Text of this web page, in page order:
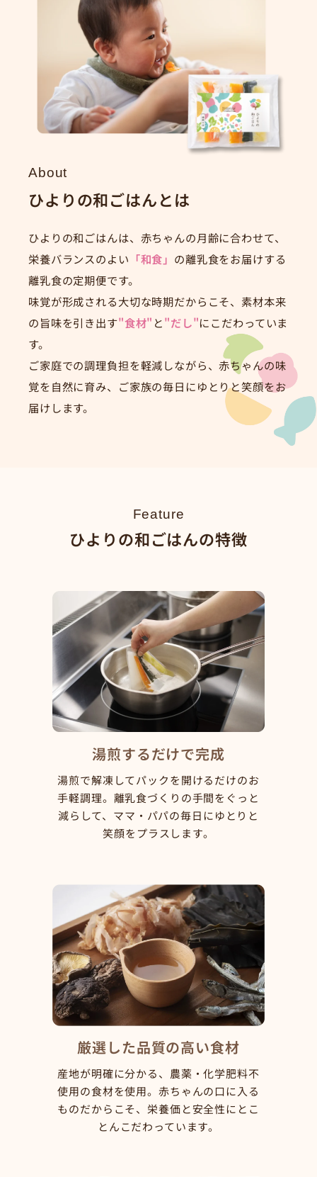
About
ひよりの和ごはんとは
ひよりの和ごはんは、赤ちゃんの月齢に合わせて、
栄養バランスのよい 「和食」 の離乳食をお届けする
離乳食の定期便です。
味覚が形成される大切な時期だからこそ、素材本来
の旨味を引き出す"食材" と"だし"にこだわっていま
す。
ご家庭での調理負担を軽減しながら、赤ちゃんの味
覚を自然に育み、ご家族の毎日にゆとりと笑顔をお
届けします。
Feature
ひよりの和ごはんの特徴
湯煎するだけで完成
湯煎で解凍してパックを開けるだけのお
手軽調理。離乳食づくりの手間をぐっと
減らして、ママ・パパの毎日にゆとりと
笑顔をプラスします。
厳選した品質の高い食材
産地が明確に分かる、農薬・化学肥料不
使用の食材を使用。赤ちゃんの口に入る
ものだからこそ、栄養価と安全性にとこ
とんこだわっています。